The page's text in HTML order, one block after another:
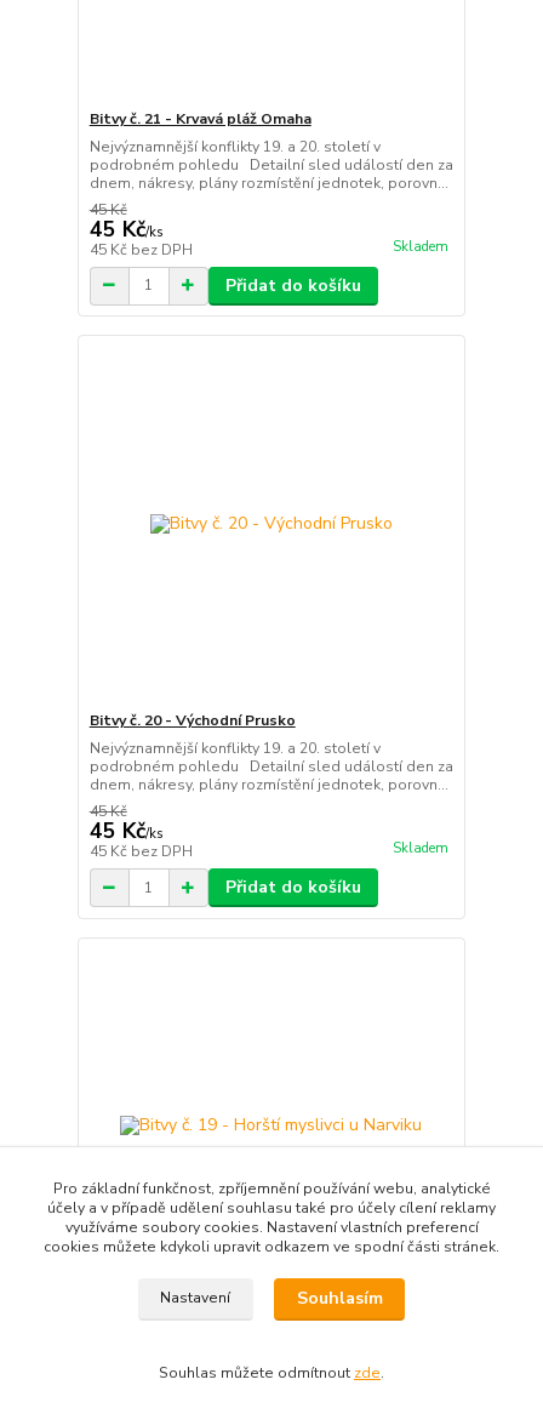
Bitvy č. 21 - Krvavá pláž Omaha
Nejvýznamnější konflikty 19. a 20. století v
podrobném pohledu Detailní sled událostí den za
dnem, nákresy, plány rozmístění jednotek, porovn...
45 Kč
45 Kč/ks
45 Kč bez DPH Skladem
Přidat do košíku
Bitvy č. 20 - Východní Prusko
Nejvýznamnější konflikty 19. a 20. století v
podrobném pohledu Detailní sled událostí den za
dnem, nákresy, plány rozmístění jednotek, porovn...
45 Kč
45 Kč/ks
45 Kč bez DPH Skladem
Přidat do košíku
Bitvy č. 19 - Horští myslivci u Narviku
podrobném pohledu Detailní sled událostí den za
dnem, nákresy, plány rozmístění jednotek, porovn...
Pro základní funkčnost, zpříjemnění používání webu, analytické
účely a v případě udělení souhlasu také pro účely cílení reklamy
využíváme soubory cookies. Nastavení vlastních preferencí
cookies můžete kdykoli upravit odkazem ve spodní části stránek.
Nastavení Souhlasím
Souhlas můžete odmítnout zde.